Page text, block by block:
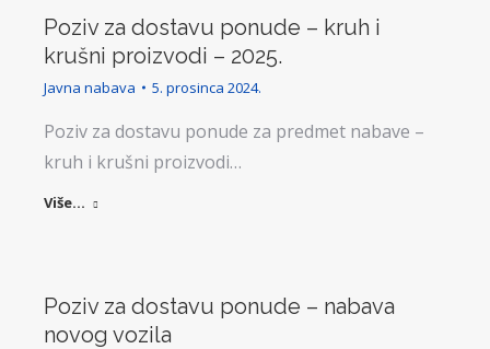
Poziv za dostavu ponude – kruh i
krušni proizvodi – 2025.
Javna nabava 5. prosinca 2024.
Poziv za dostavu ponude za predmet nabave –
kruh i krušni proizvodi…
Više...
Poziv za dostavu ponude – nabava
novog vozila